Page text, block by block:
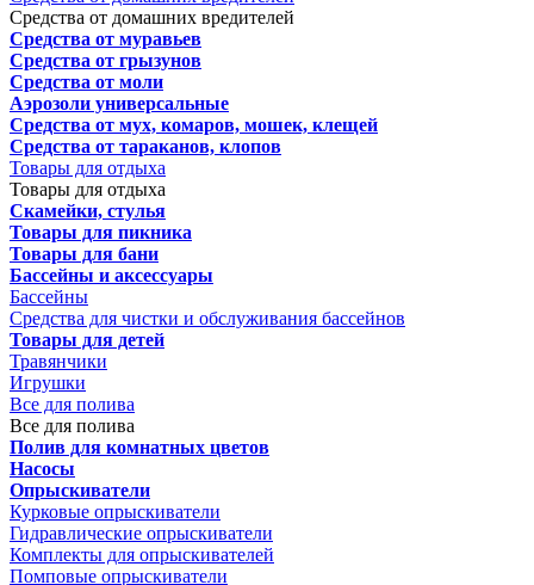
Средства от домашних вредителей
Средства от муравьев
Средства от грызунов
Средства от моли
Аэрозоли универсальные
Средства от мух, комаров, мошек, клещей
Средства от тараканов, клопов
Товары для отдыха
Товары для отдыха
Скамейки, стулья
Товары для пикника
Товары для бани
Бассейны и аксессуары
Бассейны
Средства для чистки и обслуживания бассейнов
Товары для детей
Травянчики
Игрушки
Все для полива
Все для полива
Полив для комнатных цветов
Насосы
Опрыскиватели
Курковые опрыскиватели
Гидравлические опрыскиватели
Комплекты для опрыскивателей
Помповые опрыскиватели